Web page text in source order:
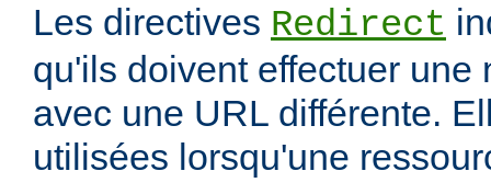
Les directives Redirect
qu'ils doivent effectuer une
avec une URL différente.
utilisées lorsqu'une